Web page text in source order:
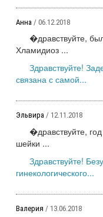
Анна / 06.12.2018
�дравствуйте,
Хламидиоз ...
Здравствуйте!
связана с самой...
Эльвира / 12.11.2018
�дравствуйте,
шейки ...
Здравствуйте!
гинекологического...
Валерия / 13.06.2018